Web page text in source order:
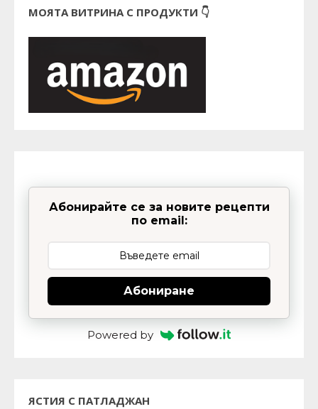
МОЯТА ВИТРИНА С ПРОДУКТИ 👇
Абонирайте се за новите рецепти
по email:
Абониране
Powered by
ЯСТИЯ С ПАТЛАДЖАН